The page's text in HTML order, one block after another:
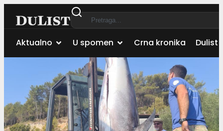
Aktualno U spomen Crna kronika Dulist